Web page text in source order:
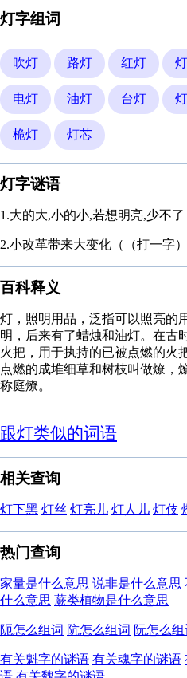
灯字组词
吹灯 路灯 红灯
电灯 油灯 台灯
桅灯 灯芯
灯字谜语
1.大的大,小的小,若想明亮,少不了
2.小改革带来大变化（（打一字）
百科释义
灯，照明用品，泛指可以照亮的
明，后来有了蜡烛和油灯。在古
火把，用于执持的已被点燃的火
点燃的成堆细草和树枝叫做燎，
称庭燎。
跟灯类似的词语
相关查询
灯下黑 灯丝 灯亮儿 灯人儿 灯伎
热门查询
家量是什么意思 说非是什么意思
什么意思 蕨类植物是什么意思
阨怎么组词 阬怎么组词 阮怎么组
有关魁字的谜语 有关魂字的谜语